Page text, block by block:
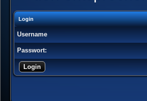
Login
Username
Passwort: